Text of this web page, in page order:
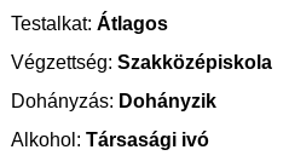
Testalkat: Átlagos
Végzettség: Szakközépiskola
Dohányzás: Dohányzik
Alkohol: Társasági ivó